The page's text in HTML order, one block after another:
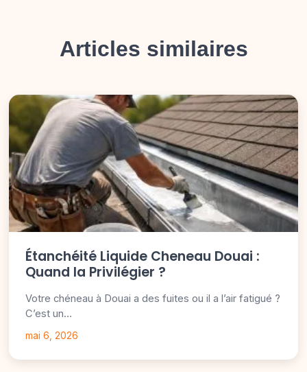
Articles similaires
Étanchéité Liquide Cheneau Douai :
Quand la Privilégier ?
Votre chéneau à Douai a des fuites ou il a l’air fatigué ?
C’est un…
mai 6, 2026